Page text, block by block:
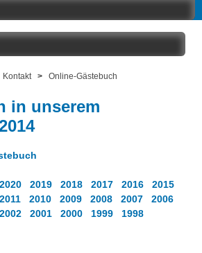
Kontakt > Online-Gästebuch
in unserem
2020 2019 2018 2017 2016
2015
2011 2010 2009 2008 2007
2006
2002 2001 2000 1999
1998